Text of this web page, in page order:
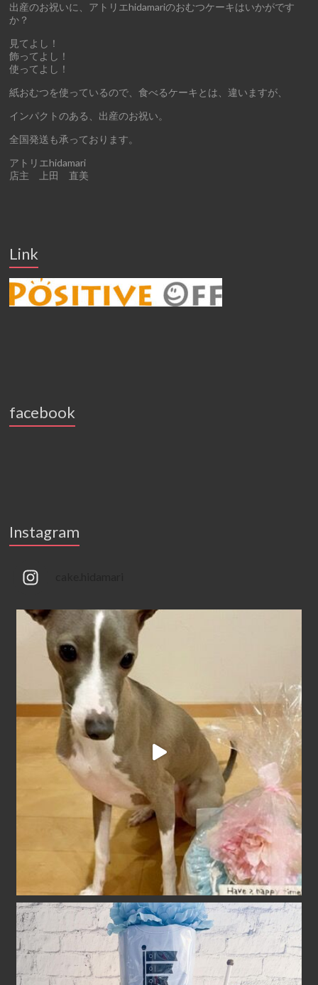
出産のお祝いに、アトリエhidamariのおむつケーキはいかがです
か？
見てよし！
飾ってよし！
使ってよし！
紙おむつを使っているので、食べるケーキとは、違いますが、
インパクトのある、出産のお祝い。
全国発送も承っております。
アトリエhidamari
店主 上田 直美
Link
facebook
Instagram